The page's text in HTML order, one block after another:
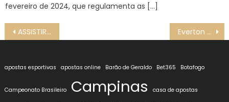
fevereiro de 2024, que regulamenta as […]
Navegação
de
Post
ASSISTIR Club Brugge x Atalanta AO VIVO CHAMPIONS LEAGUE 24/25, HOJE (12/02), PALPITES E ESCALAÇÕES Everton x Liverpool ONDE ASSISTIR AO VIVO, PALPITES E ESCALAÇÕES Inglês, Premier League, HOJE (12/02)
apostas esportivas apostas online Barão de Geraldo Bet365 Botafogo
Campeonato Brasileiro Campinas casa de apostas